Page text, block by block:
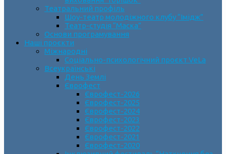
Театральний профіль
Шоу-театр молодіжного клубу “Імідж”
Театр-студія “Маска”
Основи програмування
Наші проєкти
Міжнародні
Соціально-психологічний проєкт VeLa
Всеукраїнські
День Землі
Єврофест
Єврофест-2026
Єврофест-2025
Єврофест-2024
Єврофест-2023
Єврофест-2022
Єврофест-2021
Єврофест-2020